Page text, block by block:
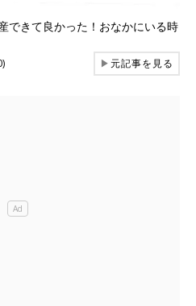
できて良かった！おなかにいる時
▶元記事を見る